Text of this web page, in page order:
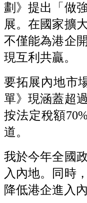
劃》提出「做
展。在國家擴
不僅能為港企
現互利共贏。
要拓展內地市
單》現涵蓋超過
按法定稅額
道。
我於今年全國
入內地。同時
降低港企進入